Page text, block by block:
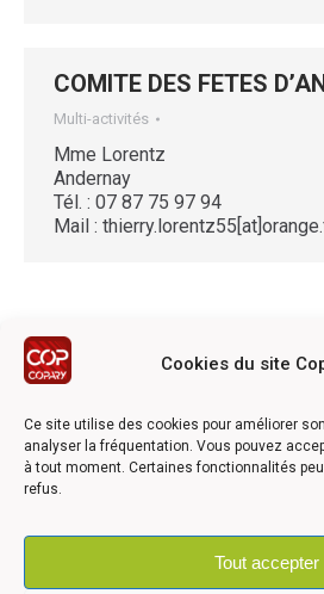
Cookies du site
Ce site utilise des cookies pour améliorer
analyser la fréquentation. Vous pouvez
à tout moment. Certaines fonctionnalités
refus.
Tout accepter
COMITE DES FETES
Multi-activités
Mme Lorentz
Andernay
Tél. : 07 87 75 97 94
Mail :
Ce site a été réalisé avec le
Pays Barrois